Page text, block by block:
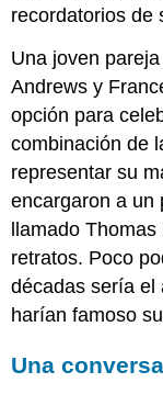
recordatorios de
Una joven
Andrews y
opción para
combinación de
representar su
encargaron a un
llamado
retratos. Poco
décadas sería el
harían famoso
Una